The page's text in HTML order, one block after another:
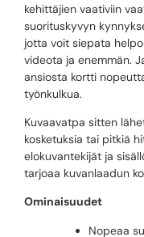
kehittäjien vaativiin
suorituskyvyn
jotta voit siepata
videota ja enemmän.
ansiosta kortti
työnkulkua.
Kuvaavatpa sitten
kosketuksia tai pitkiä
elokuvantekijät ja
tarjoaa kuvanlaadun
Ominaisuudet
Nopeaa